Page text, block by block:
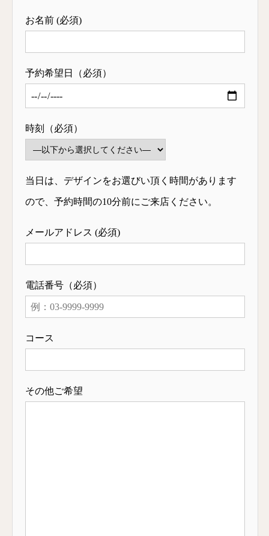
お名前 (必須)
予約希望日（必須）
時刻（必須）
当日は、デザインをお選びい頂く時間があります
ので、予約時間の10分前にご来店ください。
メールアドレス (必須)
電話番号（必須）
コース
その他ご希望